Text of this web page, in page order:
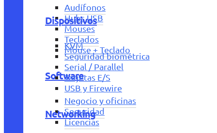
Audífonos
Hubs USB
Mouses
Teclados
Mouse + Teclado
Software
Negocio y oficinas
Seguridad
Licencias
Dispositivos
KVM
Seguridad biométrica
Serial / Parallel
Tarjetas E/S
USB y Firewire
Networking